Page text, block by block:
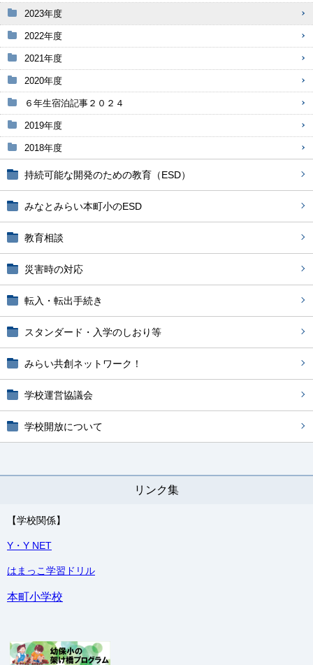
2023年度
2022年度
2021年度
2020年度
６年生宿泊記事２０２４
2019年度
2018年度
持続可能な開発のための教育（ESD）
みなとみらい本町小のESD
教育相談
災害時の対応
転入・転出手続き
スタンダード・入学のしおり等
みらい共創ネットワーク！
学校運営協議会
学校開放について
リンク集
【学校関係】
Y・Y NET
はまっこ学習ドリル
本町小学校